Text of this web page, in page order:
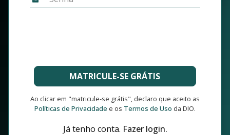
MATRICULE-SE GRÁTIS
Ao clicar em "matricule-se grátis", declaro que aceito as
Políticas de Privacidade e os Termos de Uso da DIO.
Já tenho conta. Fazer login.